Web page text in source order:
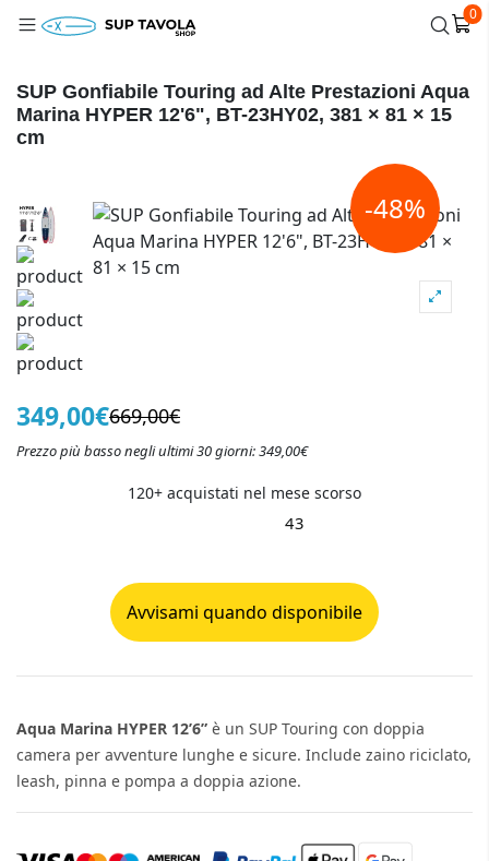
0
SUP Gonfiabile Touring ad Alte Prestazioni Aqua
Marina HYPER 12'6", BT-23HY02, 381 × 81 × 15
cm
-48%
349,00€669,00€
Prezzo più basso negli ultimi 30 giorni: 349,00€
120+ acquistati nel mese scorso
43
Avvisami quando disponibile
Aqua Marina HYPER 12’6” è un SUP Touring con doppia
camera per avventure lunghe e sicure. Include zaino riciclato,
leash, pinna e pompa a doppia azione.